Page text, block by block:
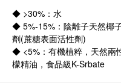
◆ >30%：水
◆ 5%-15%：陰離子天然椰
劑(蔗糖表面活性劑)
◆ <5%：有機植粹，天然兩
檬精油，食品級K-Srbate